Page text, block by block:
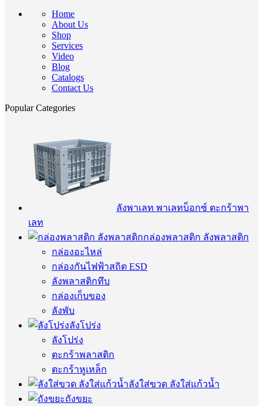
Home
About Us
Shop
Services
Video
Blog
Catalogs
Contact Us
Popular Categories
ลังพาเลท พาเลทบ็อกซ์ ตะกร้าพา
เลท
กล่องพลาสติก ลังพลาสติก
กล่องอะไหล่
กล่องกันไฟฟ้าสถิต ESD
ลังพลาสติกทึบ
กล่องเก็บของ
ลังพับ
ลังโปร่ง
ลังโปร่ง
ตะกร้าพลาสติก
ตะกร้าหูเหล็ก
ลังใส่ขวด ลังใส่แก้วน้ำ
ถังขยะ